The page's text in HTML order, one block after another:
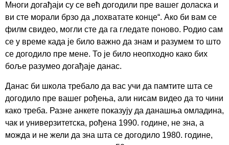
Многи догађаји су се већ догодили пре вашег доласка и
ви сте морали брзо да „похватате конце“. Ако би вам се
филм свидео, могли сте да га гледате поново. Родио сам
се у време када је било важно да знам и разумем то што
се догодило пре мене. То је било неопходно како бих
боље разумео догађаје данас.
Данас би школа требало да вас учи да памтите шта се
догодило пре вашег рођења, али нисам видео да то чини
како треба. Разне анкете показују да данашња омладина,
чак и универзитетска, рођена 1990. године, не зна, а
можда и не жели да зна шта се догодило 1980. године,